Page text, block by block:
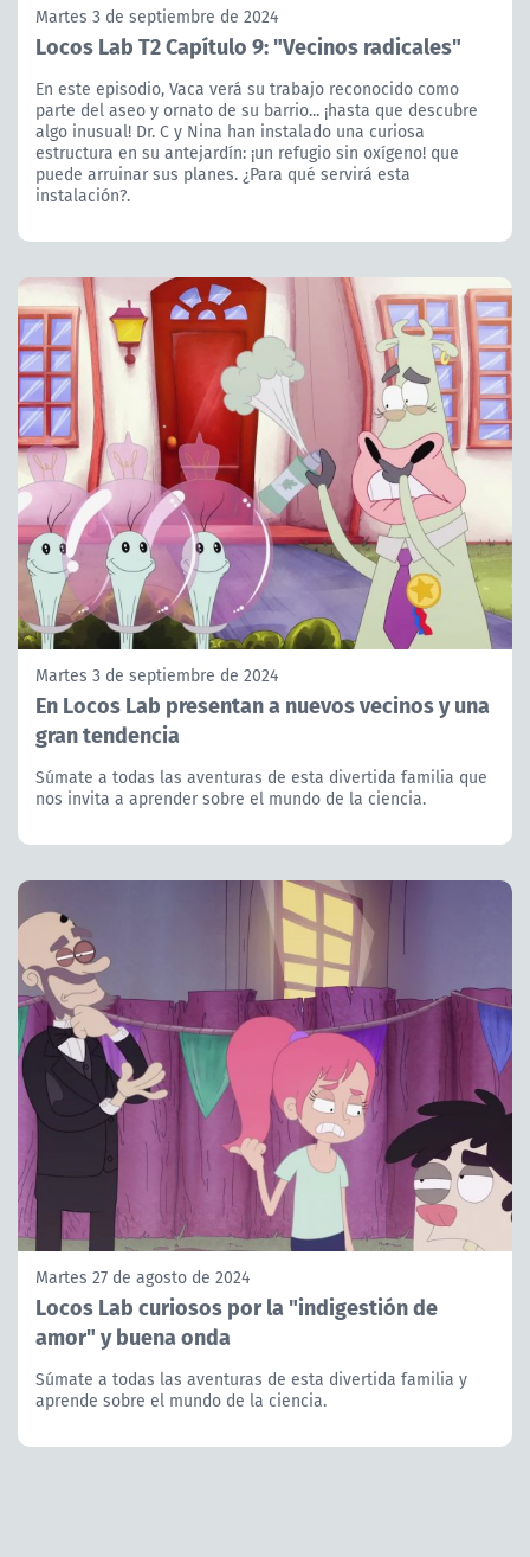
Martes 3 de septiembre de 2024
Locos Lab T2 Capítulo 9: "Vecinos radicales"
En este episodio, Vaca verá su trabajo reconocido como
parte del aseo y ornato de su barrio... ¡hasta que descubre
algo inusual! Dr. C y Nina han instalado una curiosa
estructura en su antejardín: ¡un refugio sin oxígeno! que
puede arruinar sus planes. ¿Para qué servirá esta
instalación?.
Martes 3 de septiembre de 2024
En Locos Lab presentan a nuevos vecinos y una
gran tendencia
Súmate a todas las aventuras de esta divertida familia que
nos invita a aprender sobre el mundo de la ciencia.
Martes 27 de agosto de 2024
Locos Lab curiosos por la "indigestión de
amor" y buena onda
Súmate a todas las aventuras de esta divertida familia y
aprende sobre el mundo de la ciencia.